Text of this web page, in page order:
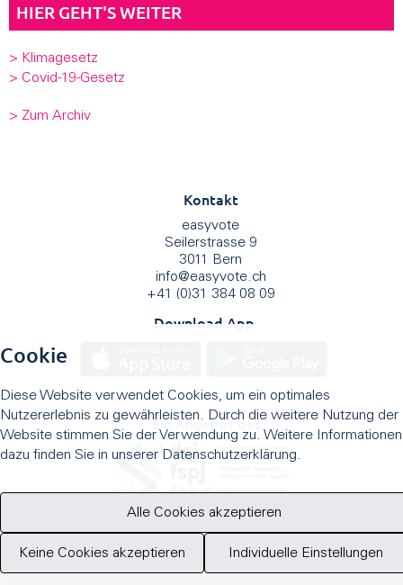
HIER GEHT'S WEITER
> Klimagesetz
> Covid-19-Gesetz
> Zum Archiv
Kontakt
easyvote
Seilerstrasse 9
3011 Bern
info@easyvote.ch
+41 (0)31 384 08 09
Download App
Ein Angebot des
Cookie
Diese Website verwendet Cookies, um ein optimales
Nutzererlebnis zu gewährleisten. Durch die weitere Nutzung der
Website stimmen Sie der Verwendung zu. Weitere Informationen
dazu finden Sie in unserer Datenschutzerklärung.
Alle Cookies akzeptieren
Keine Cookies akzeptieren Individuelle Einstellungen